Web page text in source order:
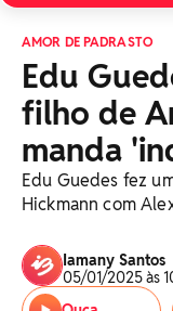
AMOR DE PADRASTO
Edu
filho de
manda
Edu Guedes fez
Hickmann com
Iamany Santos
05/01/2025 às